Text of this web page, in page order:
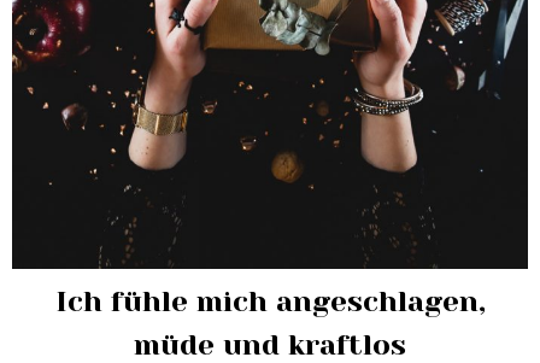
Ich fühle mich angeschlagen,
müde und kraftlos